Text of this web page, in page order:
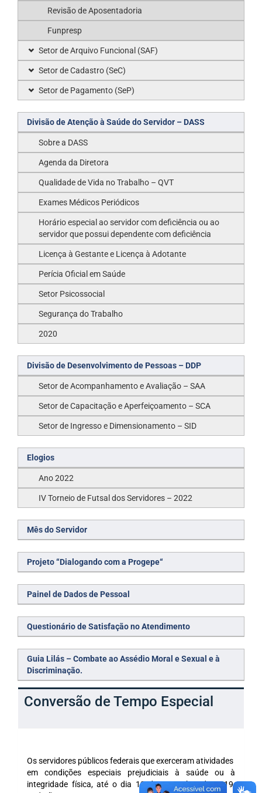
Revisão de Aposentadoria
Funpresp
Setor de Arquivo Funcional (SAF)
Setor de Cadastro (SeC)
Setor de Pagamento (SeP)
Divisão de Atenção à Saúde do Servidor – DASS
Sobre a DASS
Agenda da Diretora
Qualidade de Vida no Trabalho – QVT
Exames Médicos Periódicos
Horário especial ao servidor com deficiência ou ao
servidor que possui dependente com deficiência
Licença à Gestante e Licença à Adotante
Perícia Oficial em Saúde
Setor Psicossocial
Segurança do Trabalho
2020
Divisão de Desenvolvimento de Pessoas – DDP
Setor de Acompanhamento e Avaliação – SAA
Setor de Capacitação e Aperfeiçoamento – SCA
Setor de Ingresso e Dimensionamento – SID
Elogios
Ano 2022
IV Torneio de Futsal dos Servidores – 2022
Mês do Servidor
Projeto “Dialogando com a Progepe“
Painel de Dados de Pessoal
Questionário de Satisfação no Atendimento
Guia Lilás – Combate ao Assédio Moral e Sexual e à
Discriminação.
Conversão de Tempo Especial
Os servidores públicos federais que exerceram atividades
em condições especiais prejudiciais à saúde ou à
integridade física, até o dia 13 de novembro de 2019,